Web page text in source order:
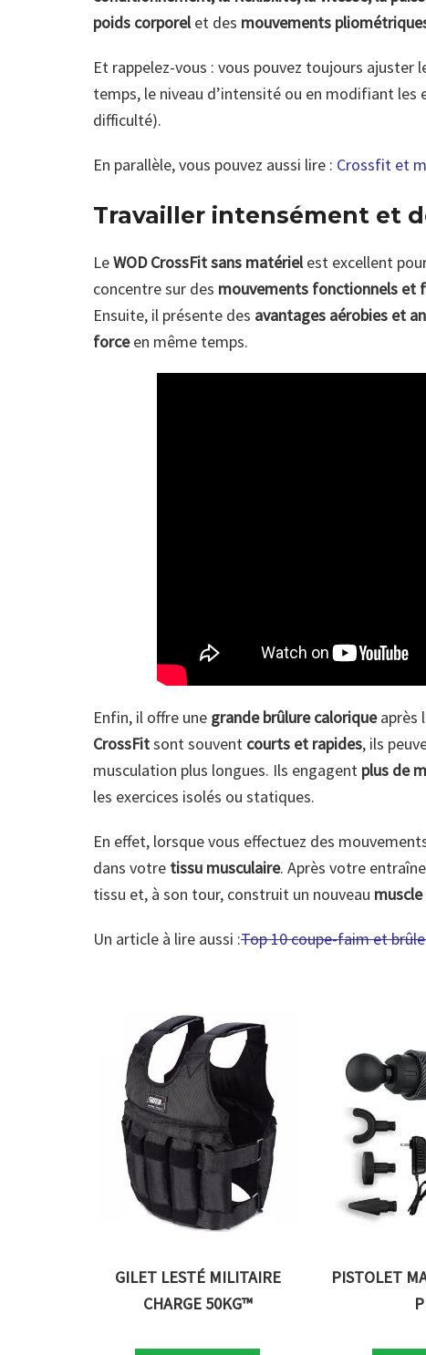
poids corporelet des mouvements
Et rappelez-vous : vous pouvez toujours
temps, le niveau d’intensité ou en modifiant les
difficulté).
En parallèle, vous pouvez aussi lire : Crossfit et
Travailler intensément et
LeWOD CrossFit sans matérielest excellent
concentre sur des mouvements fonctionnels et
Ensuite, il présente des avantages aérobies et
forceen même temps.
Enfin, il offre une grande brûlure caloriqueaprès
CrossFitsont souvent courts et rapides, ils
musculation plus longues. Ils engagent plus de
les exercices isolés ou statiques.
En effet, lorsque vous effectuez des
dans votre tissu musculaire. Après votre
tissu et, à son tour, construit un nouveau
Un article à lire aussi :Top 10 coupe-faim et
GILET LESTÉ MILITAIRE
CHARGE 50KG™
PISTOLET